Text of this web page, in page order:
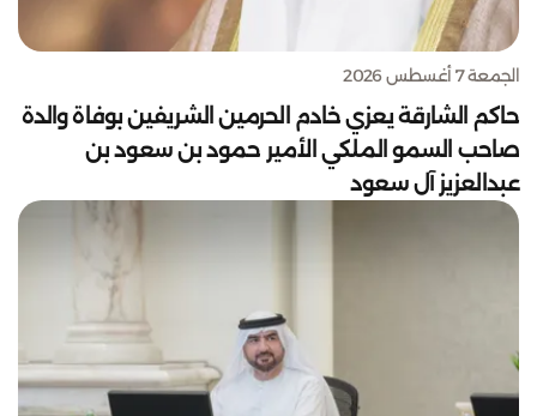
الجمعة 7 أغسطس 2026
حاكم الشارقة يعزي خادم الحرمين الشريفين بوفاة والدة
صاحب السمو الملكي الأمير حمود بن سعود بن
عبدالعزيز آل سعود